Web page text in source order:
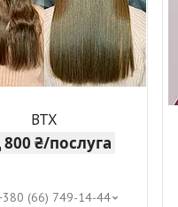
BTX
800 ₴/послуга
(66) 749-14-44